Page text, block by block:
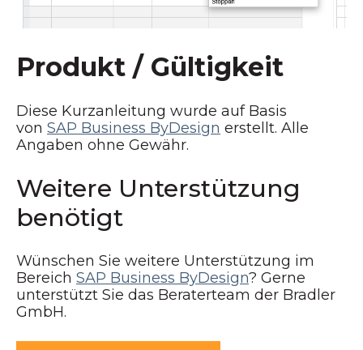
Produkt / Gültigkeit
Diese Kurzanleitung wurde auf Basis
von SAP Business ByDesign erstellt. Alle
Angaben ohne Gewähr.
Weitere Unterstützung
benötigt
Wünschen Sie weitere Unterstützung im
Bereich SAP Business ByDesign? Gerne
unterstützt Sie das Beraterteam der Bradler
GmbH.